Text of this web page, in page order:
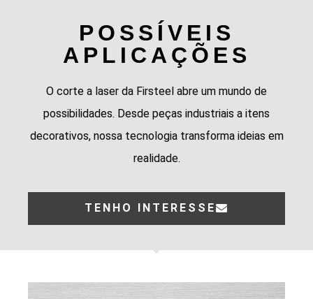
POSSÍVEIS
APLICAÇÕES
O corte a laser da Firsteel abre um mundo de
possibilidades. Desde peças industriais a itens
decorativos, nossa tecnologia transforma ideias em
realidade.
TENHO INTERESSE